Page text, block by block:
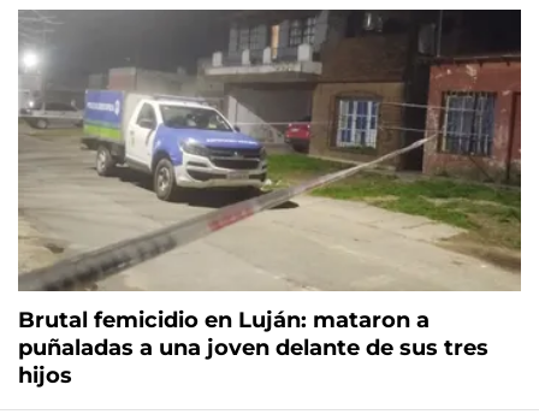
Brutal femicidio en Luján: mataron a
puñaladas a una joven delante de sus tres
hijos